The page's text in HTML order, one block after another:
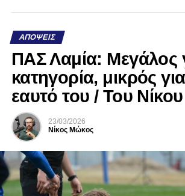
ΑΠΌΨΕΙΣ
ΠΑΣ Λαμία: Μεγάλος
κατηγορία, μικρός
εαυτό του / Του
23/03/2026
Νίκος Μώκος